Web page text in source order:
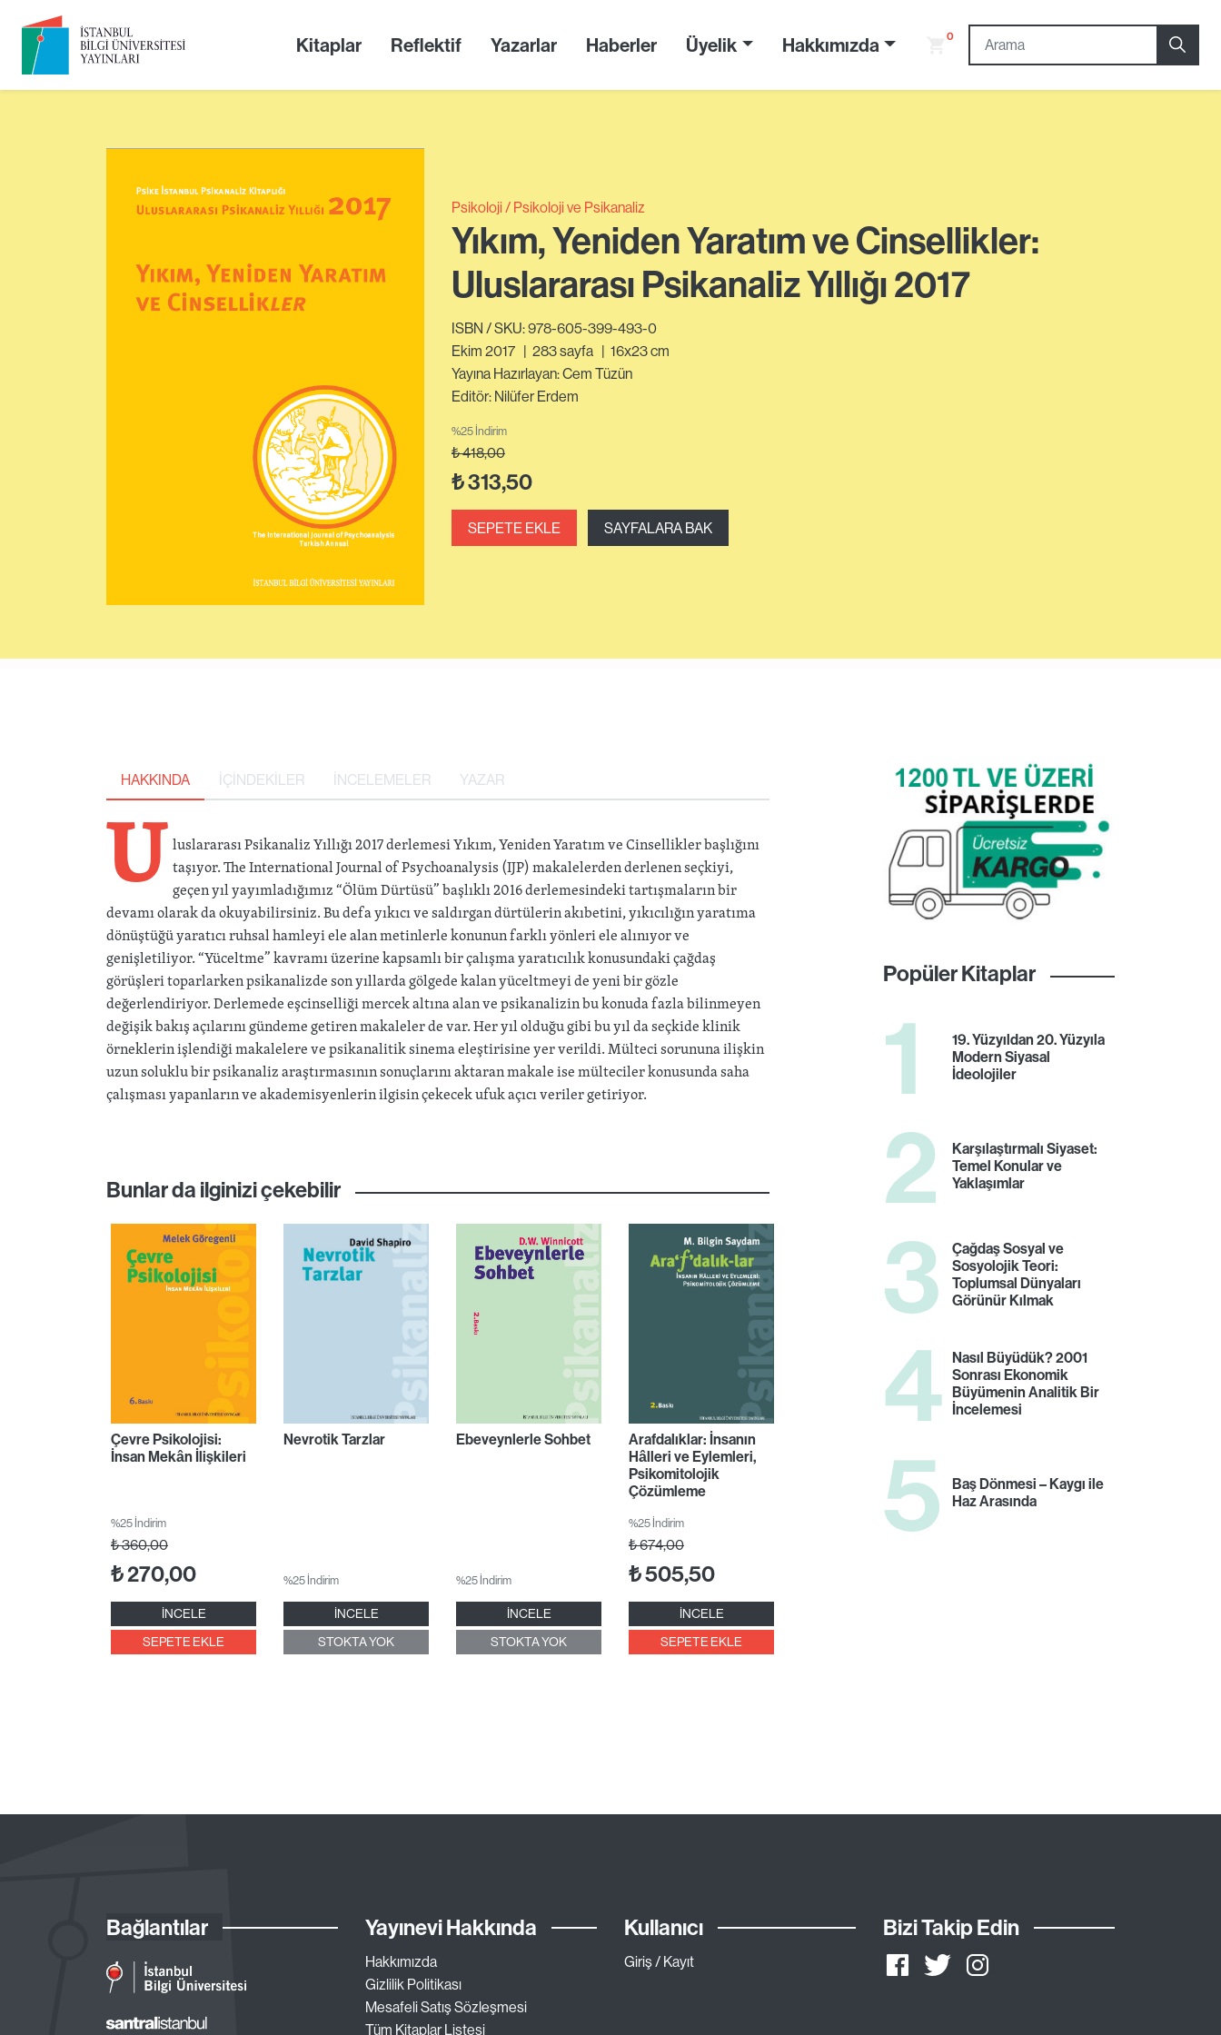
Kitaplar Reflektif Yazarlar Haberler Üyelik Hakkımızda 0
Psikoloji Psikoloji ve Psikanaliz
Yıkım, Yeniden Yaratım ve Cinsellikler:
Uluslararası Psikanaliz Yıllığı 2017
ISBN / SKU: 978-605-399-493-0
Ekim 2017 | 283sayfa | 16x23 cm
Yayına Hazırlayan: Cem Tüzün
Editör: Nilüfer Erdem
%25 İndirim
₺418,00
₺313,50
SEPETE EKLE SAYFALARA BAK
HAKKINDA İÇİNDEKİLER İNCELEMELER YAZAR
Uluslararası Psikanaliz Yıllığı 2017 derlemesi Yıkım, Yeniden Yaratım ve Cinsellikler başlığını
taşıyor. The International Journal of Psychoanalysis (IJP) makalelerden derlenen seçkiyi,
geçen yıl yayımladığımız “Ölüm Dürtüsü” başlıklı 2016 derlemesindeki tartışmaların bir
devamı olarak da okuyabilirsiniz. Bu defa yıkıcı ve saldırgan dürtülerin akıbetini, yıkıcılığın yaratıma
dönüştüğü yaratıcı ruhsal hamleyi ele alan metinlerle konunun farklı yönleri ele alınıyor ve
genişletiliyor. “Yüceltme” kavramı üzerine kapsamlı bir çalışma yaratıcılık konusundaki çağdaş
görüşleri toparlarken psikanalizde son yıllarda gölgede kalan yüceltmeyi de yeni bir gözle
değerlendiriyor. Derlemede eşcinselliği mercek altına alan ve psikanalizin bu konuda fazla bilinmeyen
değişik bakış açılarını gündeme getiren makaleler de var. Her yıl olduğu gibi bu yıl da seçkide klinik
örneklerin işlendiği makalelere ve psikanalitik sinema eleştirisine yer verildi. Mülteci sorununa ilişkin
uzun soluklu bir psikanaliz araştırmasının sonuçlarını aktaran makale ise mülteciler konusunda saha
çalışması yapanların ve akademisyenlerin ilgisin çekecek ufuk açıcı veriler getiriyor.
Bunlar da ilginizi çekebilir
Çevre Psikolojisi:
İnsan Mekân İlişkileri
%25 İndirim
₺360,00
₺270,00
İNCELE
SEPETE EKLE
Nevrotik Tarzlar
%25 İndirim
İNCELE
STOKTA YOK
Ebeveynlerle Sohbet
%25 İndirim
İNCELE
STOKTA YOK
Arafdalıklar: İnsanın
Hâlleri ve Eylemleri,
Psikomitolojik
Çözümleme
%25 İndirim
₺674,00
₺505,50
İNCELE
SEPETE EKLE
Popüler Kitaplar
1
19. Yüzyıldan 20. Yüzyıla
Modern Siyasal
İdeolojiler
2
Karşılaştırmalı Siyaset:
Temel Konular ve
Yaklaşımlar
3
Çağdaş Sosyal ve
Sosyolojik Teori:
Toplumsal Dünyaları
Görünür Kılmak
4 Nasıl Büyüdük? 2001
Sonrası Ekonomik
Büyümenin Analitik Bir
İncelemesi
5
Baş Dönmesi – Kaygı ile
Haz Arasında
Bağlantılar Yayınevi Hakkında
Hakkımızda
Gizlilik Politikası
Mesafeli Satış Sözleşmesi
Tüm Kitaplar Listesi
Kullanıcı
Giriş / Kayıt
Bizi Takip Edin